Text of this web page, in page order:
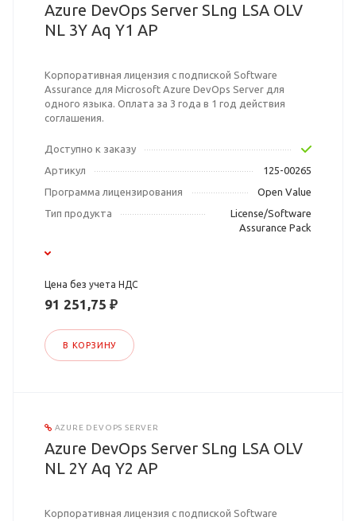
Azure DevOps Server SLng LSA OLV
NL 3Y Aq Y1 AP
Корпоративная лицензия с подпиской Software
Assurance для Microsoft Azure DevOps Server для
одного языка. Оплата за 3 года в 1 год действия
соглашения.
Доступно к заказу
Артикул
125-00265
Программа лицензирования
Open Value
Тип продукта
License/Software
Assurance Pack
Цена без учета НДС
91 251,75 ₽
В КОРЗИНУ
AZURE DEVOPS SERVER
Azure DevOps Server SLng LSA OLV
NL 2Y Aq Y2 AP
Корпоративная лицензия с подпиской Software